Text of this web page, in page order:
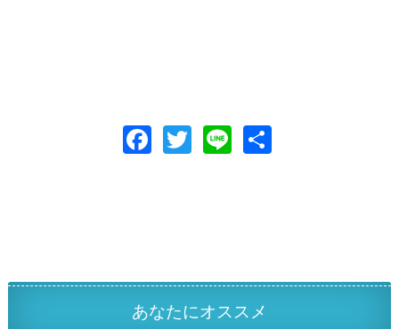
F
o
k
T
Li 共
あなたにオススメ